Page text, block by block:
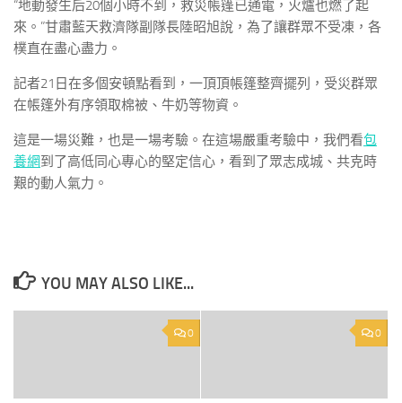
“地動發生后20個小時不到，救災帳篷已通電，火爐也燃了起
來。”甘肅藍天救濟隊副隊長陸昭旭說，為了讓群眾不受凍，各
樸直在盡心盡力。
記者21日在多個安頓點看到，一頂頂帳篷整齊擺列，受災群眾
在帳篷外有序領取棉被、牛奶等物資。
這是一場災難，也是一場考驗。在這場嚴重考驗中，我們看包
養網到了高低同心專心的堅定信心，看到了眾志成城、共克時
艱的動人氣力。
YOU MAY ALSO LIKE...
0 0